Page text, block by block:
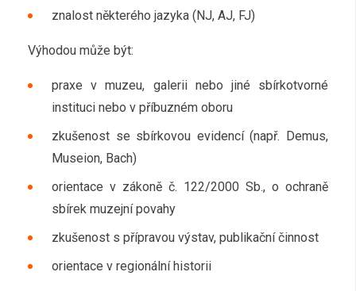
znalost některého jazyka (NJ, AJ, FJ)
Výhodou může být:
praxe v muzeu, galerii nebo jiné sbírkotvorné
instituci nebo v příbuzném oboru
zkušenost se sbírkovou evidencí (např. Demus,
Museion, Bach)
orientace v zákoně č. 122/2000 Sb., o ochraně
sbírek muzejní povahy
zkušenost s přípravou výstav, publikační činnost
orientace v regionální historii